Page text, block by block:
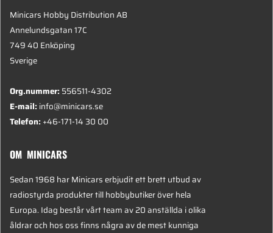
Minicars Hobby Distribution AB
Annelundsgatan 17C
749 40 Enköping
Sverige
Org.nummer:556511-4302
E-mail:info@minicars.se
Telefon:+46-171-14 30 00
OM MINICARS
Sedan 1968 har Minicars erbjudit ett brett utbud av
radiostyrda produkter till hobbybutiker över hela
Europa. Idag består vårt team av 20 anställda i olika
åldrar och hos oss finns några av de mest kunniga